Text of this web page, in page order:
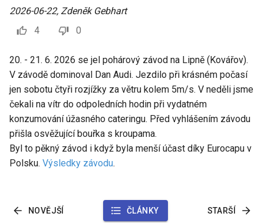
2026-06-22, Zdeněk Gebhart
4
0
20. - 21. 6. 2026 se jel pohárový závod na Lipně (Kovářov).
V závodě dominoval Dan Audi. Jezdilo při krásném počasí
jen sobotu čtyři rozjížky za větru kolem 5m/s. V neděli jsme
čekali na vítr do odpoledních hodin při vydatném
konzumování úžasného cateringu. Před vyhlášením závodu
přišla osvěžující bouřka s kroupama.
Byl to pěkný závod i když byla menší účast díky Eurocapu v
Polsku. Výsledky závodu.
NOVĚJŠÍ ČLÁNKY STARŠÍ